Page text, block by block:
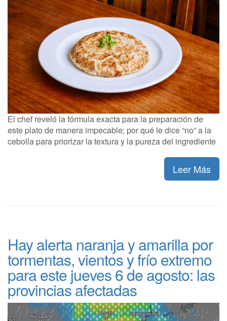
El chef reveló la fórmula exacta para la preparación de
este plato de manera impecable; por qué le dice “no” a la
cebolla para priorizar la textura y la pureza del ingrediente
Leer Más
Hay alerta naranja y amarilla por
tormentas, vientos y frío extremo
para este jueves 6 de agosto: las
provincias afectadas